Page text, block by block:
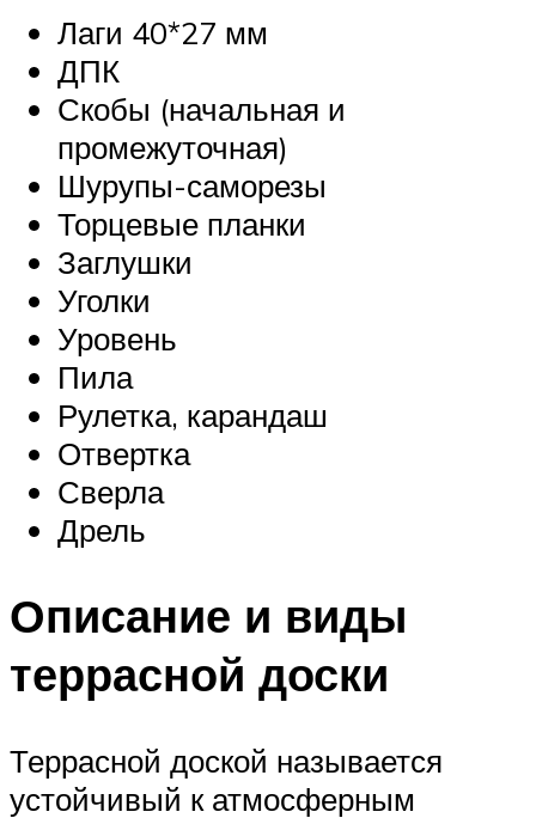
Лаги 40*27 мм
ДПК
Скобы (начальная и
промежуточная)
Шурупы-саморезы
Торцевые планки
Заглушки
Уголки
Уровень
Пила
Рулетка, карандаш
Отвертка
Сверла
Дрель
Описание и виды
террасной доски
Террасной доской называется
устойчивый к атмосферным